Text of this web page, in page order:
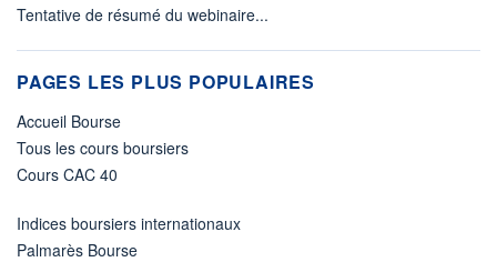
Tentative de résumé du webinaire...
PAGES LES PLUS POPULAIRES
Accueil Bourse
Tous les cours boursiers
Cours CAC 40
Indices boursiers internationaux
Palmarès Bourse